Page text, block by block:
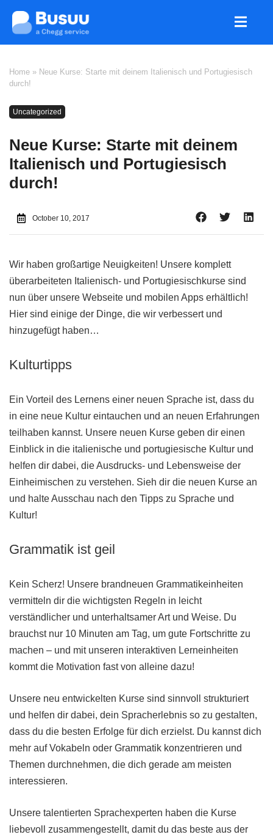
Home » Neue Kurse: Starte mit deinem Italienisch und Portugiesisch
durch!
Uncategorized
Neue Kurse: Starte mit deinem
Italienisch und Portugiesisch
durch!
October 10, 2017
Wir haben großartige Neuigkeiten! Unsere komplett
überarbeiteten Italienisch- und Portugiesischkurse sind
nun über unsere Webseite und mobilen Apps erhältlich!
Hier sind einige der Dinge, die wir verbessert und
hinzugefügt haben…
Kulturtipps
Ein Vorteil des Lernens einer neuen Sprache ist, dass du
in eine neue Kultur eintauchen und an neuen Erfahrungen
teilhaben kannst. Unsere neuen Kurse geben dir einen
Einblick in die italienische und portugiesische Kultur und
helfen dir dabei, die Ausdrucks- und Lebensweise der
Einheimischen zu verstehen. Sieh dir die neuen Kurse an
und halte Ausschau nach den Tipps zu Sprache und
Kultur!
Grammatik ist geil
Kein Scherz! Unsere brandneuen Grammatikeinheiten
vermitteln dir die wichtigsten Regeln in leicht
verständlicher und unterhaltsamer Art und Weise. Du
brauchst nur 10 Minuten am Tag, um gute Fortschritte zu
machen – und mit unseren interaktiven Lerneinheiten
kommt die Motivation fast von alleine dazu!
Unsere neu entwickelten Kurse sind sinnvoll strukturiert
und helfen dir dabei, dein Spracherlebnis so zu gestalten,
dass du die besten Erfolge für dich erzielst. Du kannst dich
mehr auf Vokabeln oder Grammatik konzentrieren und
Themen durchnehmen, die dich gerade am meisten
interessieren.
Unsere talentierten Sprachexperten haben die Kurse
liebevoll zusammengestellt, damit du das beste aus der